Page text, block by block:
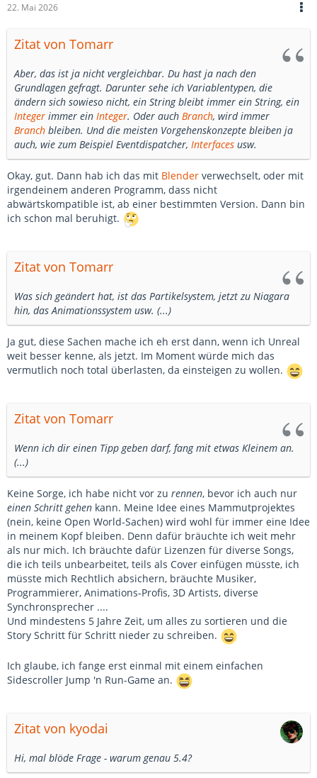
22. Mai 2026
Zitat von Tomarr
Aber, das ist ja nicht vergleichbar. Du hast ja nach den
Grundlagen gefragt. Darunter sehe ich Variablentypen, die
ändern sich sowieso nicht, ein String bleibt immer ein String, ein
Integer immer ein Integer. Oder auch Branch, wird immer
Branch bleiben. Und die meisten Vorgehenskonzepte bleiben ja
auch, wie zum Beispiel Eventdispatcher, Interfaces usw.
Okay, gut. Dann hab ich das mit Blender verwechselt, oder mit
irgendeinem anderen Programm, dass nicht
abwärtskompatible ist, ab einer bestimmten Version. Dann bin
ich schon mal beruhigt.
Zitat von Tomarr
Was sich geändert hat, ist das Partikelsystem, jetzt zu Niagara
hin, das Animationssystem usw. (...)
Ja gut, diese Sachen mache ich eh erst dann, wenn ich Unreal
weit besser kenne, als jetzt. Im Moment würde mich das
vermutlich noch total überlasten, da einsteigen zu wollen.
Zitat von Tomarr
Wenn ich dir einen Tipp geben darf, fang mit etwas Kleinem an.
(...)
Keine Sorge, ich habe nicht vor zu rennen, bevor ich auch nur
einen Schritt gehen kann. Meine Idee eines Mammutprojektes
(nein, keine Open World-Sachen) wird wohl für immer eine Idee
in meinem Kopf bleiben. Denn dafür bräuchte ich weit mehr
als nur mich. Ich bräuchte dafür Lizenzen für diverse Songs,
die ich teils unbearbeitet, teils als Cover einfügen müsste, ich
müsste mich Rechtlich absichern, bräuchte Musiker,
Programmierer, Animations-Profis, 3D Artists, diverse
Synchronsprecher ....
Und mindestens 5 Jahre Zeit, um alles zu sortieren und die
Story Schritt für Schritt nieder zu schreiben.
Ich glaube, ich fange erst einmal mit einem einfachen
Sidescroller Jump 'n Run-Game an.
Zitat von kyodai
Hi, mal blöde Frage - warum genau 5.4?